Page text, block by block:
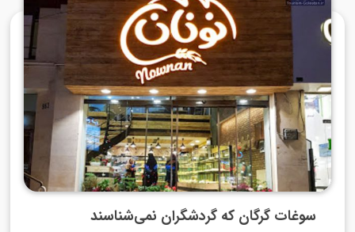
سوغات گرگان که گردشگران نمی‌شناسند